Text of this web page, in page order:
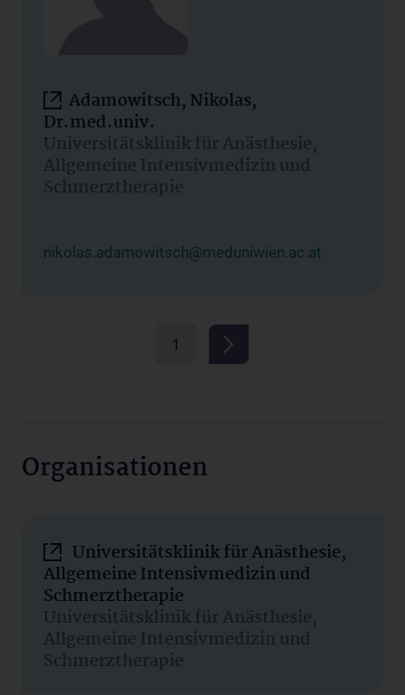
Adamowitsch, Nikolas,
Dr.med.univ.
Universitätsklinik für Anästhesie,
Allgemeine Intensivmedizin und
Schmerztherapie
nikolas.adamowitsch@meduniwien.ac.at
1
Organisationen
Universitätsklinik für Anästhesie,
Allgemeine Intensivmedizin und
Schmerztherapie
Universitätsklinik für Anästhesie,
Allgemeine Intensivmedizin und
Schmerztherapie